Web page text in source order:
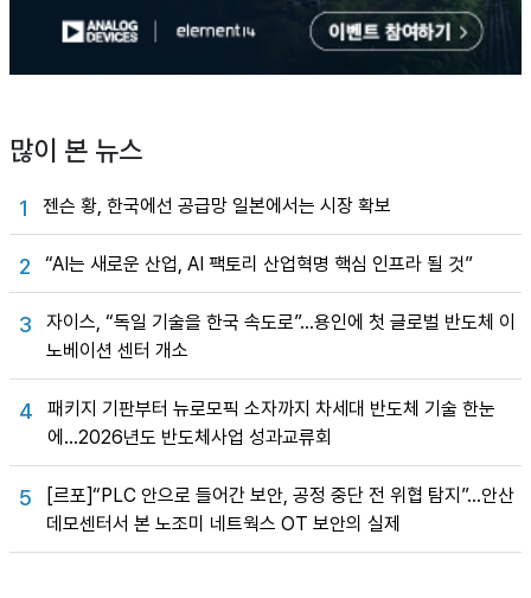
많이 본 뉴스
1 젠슨 황, 한국에선 공급망 일본에서는 시장 확보
2 “AI는 새로운 산업, AI 팩토리 산업혁명 핵심 인프라 될 것”
3
자이스, “독일 기술을 한국 속도로”…용인에 첫 글로벌 반도체 이
노베이션 센터 개소
4
패키지 기판부터 뉴로모픽 소자까지 차세대 반도체 기술 한눈
에…2026년도 반도체사업 성과교류회
5
[르포]“PLC 안으로 들어간 보안, 공정 중단 전 위협 탐지”…안산
데모센터서 본 노조미 네트웍스 OT 보안의 실제